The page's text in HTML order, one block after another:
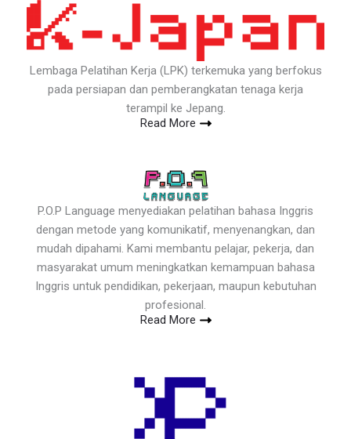
Lembaga Pelatihan Kerja (LPK) terkemuka yang berfokus
pada persiapan dan pemberangkatan tenaga kerja
terampil ke Jepang.
Read More
P.O.P Language menyediakan pelatihan bahasa Inggris
dengan metode yang komunikatif, menyenangkan, dan
mudah dipahami. Kami membantu pelajar, pekerja, dan
masyarakat umum meningkatkan kemampuan bahasa
Inggris untuk pendidikan, pekerjaan, maupun kebutuhan
profesional.
Read More